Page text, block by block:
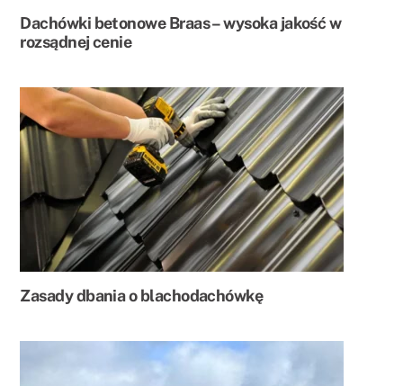
Dachówki betonowe Braas – wysoka jakość w
rozsądnej cenie
Zasady dbania o blachodachówkę